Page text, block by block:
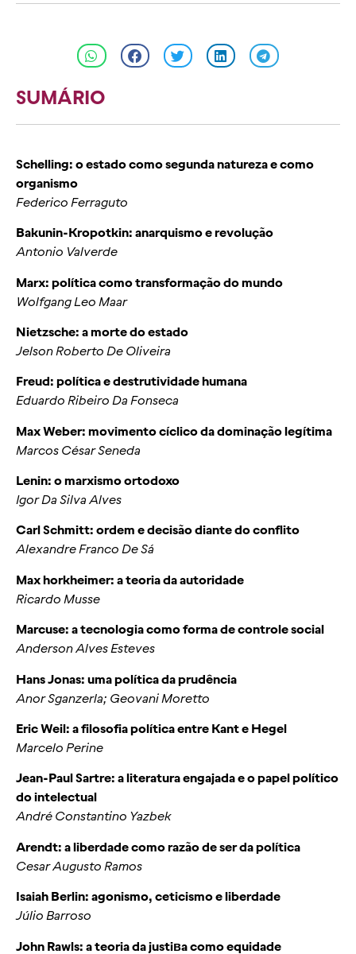
SUMÁRIO
Schelling: o estado como segunda natureza e como
organismo
Federico Ferraguto
Bakunin-Kropotkin: anarquismo e revolução
Antonio Valverde
Marx: política como transformação do mundo
Wolfgang Leo Maar
Nietzsche: a morte do estado
Jelson Roberto De Oliveira
Freud: política e destrutividade humana
Eduardo Ribeiro Da Fonseca
Max Weber: movimento cíclico da dominação legítima
Marcos César Seneda
Lenin: o marxismo ortodoxo
Igor Da Silva Alves
Carl Schmitt: ordem e decisão diante do conflito
Alexandre Franco De Sá
Max horkheimer: a teoria da autoridade
Ricardo Musse
Marcuse: a tecnologia como forma de controle social
Anderson Alves Esteves
Hans Jonas: uma política da prudência
Anor Sganzerla; Geovani Moretto
Eric Weil: a filosofia política entre Kant e Hegel
Marcelo Perine
Jean-Paul Sartre: a literatura engajada e o papel político
do intelectual
André Constantino Yazbek
Arendt: a liberdade como razão de ser da política
Cesar Augusto Ramos
Isaiah Berlin: agonismo, ceticismo e liberdade
Júlio Barroso
John Rawls: a teoria da justiвa como equidade